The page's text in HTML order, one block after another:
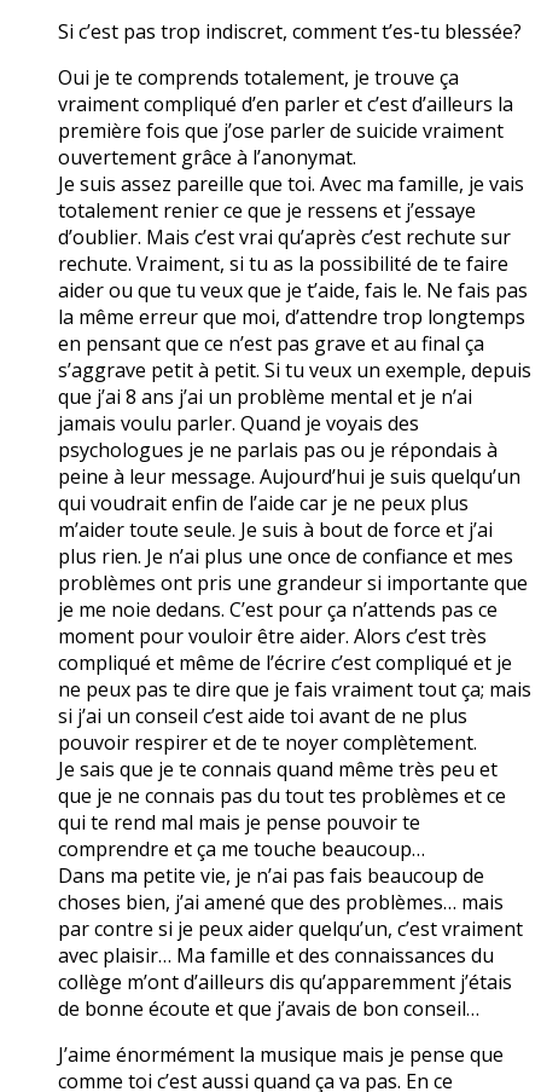
Si c’est pas trop indiscret, comment t’es-tu blessée?
Oui je te comprends totalement, je trouve ça
vraiment compliqué d’en parler et c’est d’ailleurs la
première fois que j’ose parler de suicide vraiment
ouvertement grâce à l’anonymat.
Je suis assez pareille que toi. Avec ma famille, je vais
totalement renier ce que je ressens et j’essaye
d’oublier. Mais c’est vrai qu’après c’est rechute sur
rechute. Vraiment, si tu as la possibilité de te faire
aider ou que tu veux que je t’aide, fais le. Ne fais pas
la même erreur que moi, d’attendre trop longtemps
en pensant que ce n’est pas grave et au final ça
s’aggrave petit à petit. Si tu veux un exemple, depuis
que j’ai 8 ans j’ai un problème mental et je n’ai
jamais voulu parler. Quand je voyais des
psychologues je ne parlais pas ou je répondais à
peine à leur message. Aujourd’hui je suis quelqu’un
qui voudrait enfin de l’aide car je ne peux plus
m’aider toute seule. Je suis à bout de force et j’ai
plus rien. Je n’ai plus une once de confiance et mes
problèmes ont pris une grandeur si importante que
je me noie dedans. C’est pour ça n’attends pas ce
moment pour vouloir être aider. Alors c’est très
compliqué et même de l’écrire c’est compliqué et je
ne peux pas te dire que je fais vraiment tout ça; mais
si j’ai un conseil c’est aide toi avant de ne plus
pouvoir respirer et de te noyer complètement.
Je sais que je te connais quand même très peu et
que je ne connais pas du tout tes problèmes et ce
qui te rend mal mais je pense pouvoir te
comprendre et ça me touche beaucoup…
Dans ma petite vie, je n’ai pas fais beaucoup de
choses bien, j’ai amené que des problèmes… mais
par contre si je peux aider quelqu’un, c’est vraiment
avec plaisir… Ma famille et des connaissances du
collège m’ont d’ailleurs dis qu’apparemment j’étais
de bonne écoute et que j’avais de bon conseil…
J’aime énormément la musique mais je pense que
comme toi c’est aussi quand ça va pas. En ce